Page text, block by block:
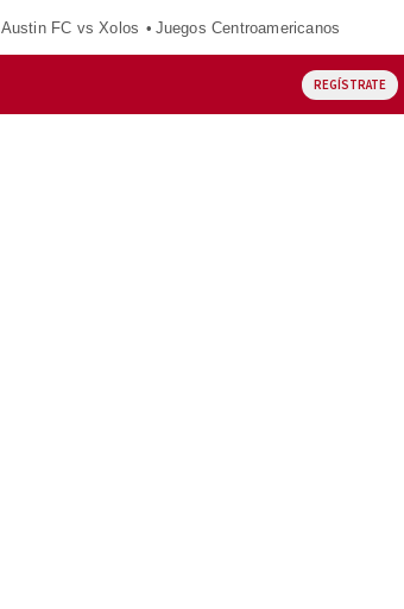
Austin FC vs Xolos Juegos Centroamericanos
REGÍSTRATE